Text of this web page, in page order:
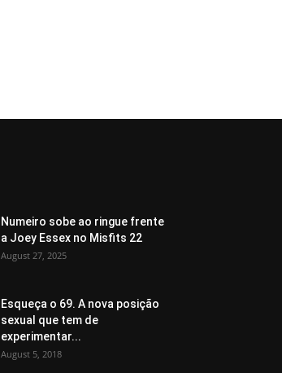
Numeiro sobe ao ringue frente
a Joey Essex no Misfits 22
August 27, 2025
Esqueça o 69. A nova posição
sexual que tem de
experimentar...
August 5, 2018